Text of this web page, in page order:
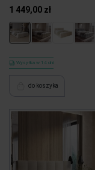
1 449,00 zł
Wysyłka w 14 dni
do koszyka